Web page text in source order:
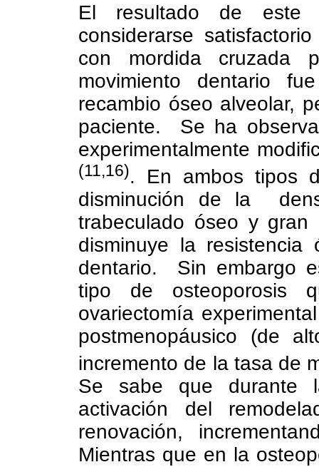
El resultado de este
considerarse
con mordida cruzada
movimiento dentario
recambio óseo alveolar,
paciente.
Se ha
experimentalmente
(11,16). En ambos tipos
disminución de la
trabeculado óseo y
disminuye la
dentario. Sin embargo
tipo de osteoporosis
ovariectomía
postmenopáusico (de
incremento de la tasa de
Se sabe que durante
activación del
renovación,
Mientras que en la